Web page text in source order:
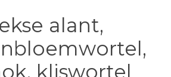
alant,
kliswortel